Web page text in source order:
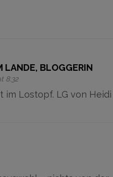
LANDE, BLOGGERIN
8:32
im Lostopf. LG von Heidi